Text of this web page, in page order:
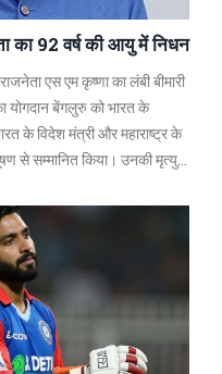
का 92 वर्ष की आयु में निधन
एस एम कृष्णा का लंबी बीमारी
योगदान बेंगलुरु को भारत के
के विदेश मंत्री और महाराष्ट्र के
से सम्मानित किया। उनकी मृत्यु